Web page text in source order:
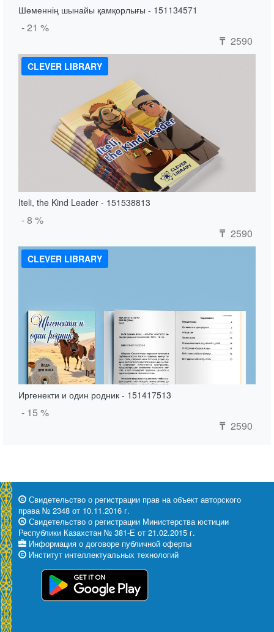
Шөменнің шынайы қамқорлығы - 151134571
- 21 %
₸ 2590
CLEVER LIBRARY
Iteli, the Kind Leader - 151538813
- 8 %
₸ 2590
CLEVER LIBRARY
Иргенекти и один родник - 151417513
- 15 %
₸ 2590
Свидетельство о регистрации прав на объект авторского
права № 2348 от 10.11.2016 г.
Свидетельство о регистрации Министерства юстиции
Республики Казахстан № 381-Е от 21.02.2015 г.
Информация о договоре публичной оферты
Институт интеллектуальных технологий